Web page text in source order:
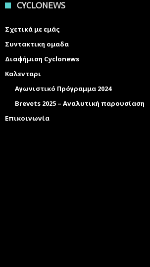
CYCLONEWS
Σχετικά με εμάς
Συντακτικη ομαδα
Διαφήμιση Cyclonews
Καλενταρι
Αγωνιστικό Πρόγραμμα 2024
Brevets 2025 – Αναλυτική παρουσίαση
Επικοινωνία